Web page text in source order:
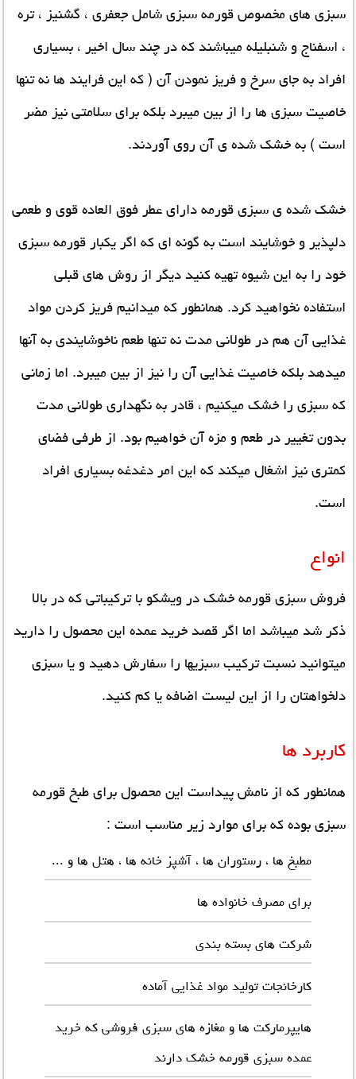
سبزی های مخصوص قورمه سبزی شامل جعفری ، گشنیز ، تره
، اسفناج و شنبلیله میباشند که در چند سال اخیر ، بسیاری
افراد به جای سرخ و فریز نمودن آن ( که این فرایند ها نه تنها
خاصیت سبزی ها را از بین میبرد بلکه برای سلامتی نیز مضر
است ) به خشک شده ی آن روی آوردند.
خشک شده ی سبزی قورمه دارای عطر فوق العاده قوی و طعمی
دلپذیر و خوشایند است به گونه ای که اگر یکبار قورمه سبزی
خود را به این شیوه تهیه کنید دیگر از روش های قبلی
استفاده نخواهید کرد. همانطور که میدانیم فریز کردن مواد
غذایی آن هم در طولانی مدت نه تنها طعم ناخوشایندی به آنها
میدهد بلکه خاصیت غذایی آن را نیز از بین میبرد. اما زمانی
که سبزی را خشک میکنیم ، قادر به نگهداری طولانی مدت
بدون تغییر در طعم و مزه آن خواهیم بود. از طرفی فضای
کمتری نیز اشغال میکند که این امر دغدغه بسیاری افراد
است.
انواع
فروش سبزی قورمه خشکدر ویشکو با ترکیباتی که در بالا
ذکر شد میباشد اما اگر قصد خرید عمده این محصول را دارید
میتوانید نسبت ترکیب سبزیها را سفارش دهید و یا سبزی
دلخواهتان را از این لیست اضافه یا کم کنید.
کاربرد ها
همانطور که از نامش پیداست این محصول برای طبخ قورمه
سبزی بوده که برای موارد زیر مناسب است :
مطبخ ها ، رستوران ها ، آشپز خانه ها ، هتل ها و ...
برای مصرف خانواده ها
شرکت های بسته بندی
کارخانجات تولید مواد غذایی آماده
هایپرمارکت ها و مغازه های سبزی فروشی کهخرید
عمده سبزی قورمه خشکدارند